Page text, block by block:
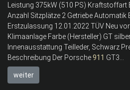
Leistung 375kW (510 PS) Kraftstoffart
Anzahl Sitzplätze 2 Getriebe Automatik
Erstzulassung 12.01.2022 TÜV Neu
Klimaanlage Farbe (Hersteller) GT
Innenausstattung Teilleder, Schwarz
Beschreibung Der Porsche911 GT3...
weiter